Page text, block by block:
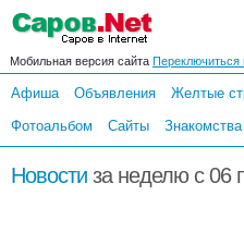
Мобильная версия сайта Переключиться
Афиша Объявления Желтые
Фотоальбом
Сайты Знакомства
Новости за неделю c 06